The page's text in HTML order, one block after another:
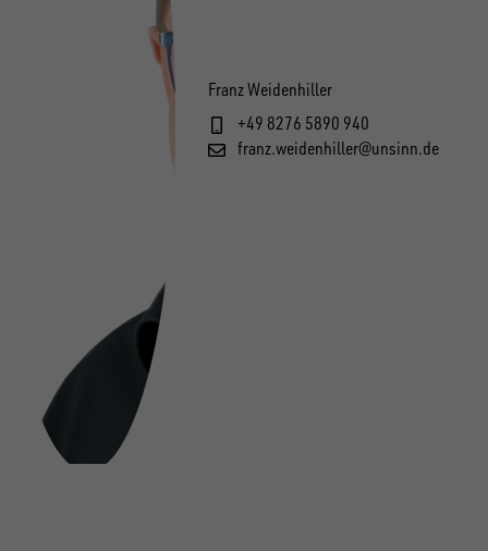
Franz Weidenhiller
+49 8276 5890 940
franz.weidenhiller@unsinn.de